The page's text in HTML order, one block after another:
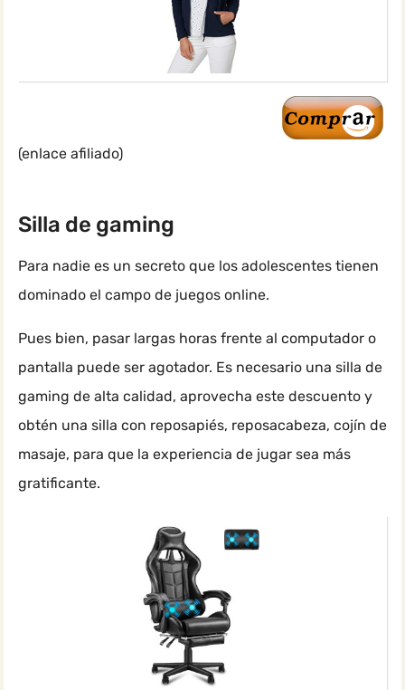
(enlace afiliado)
Silla de gaming
Para nadie es un secreto que los adolescentes tienen
dominado el campo de juegos online.
Pues bien, pasar largas horas frente al computador o
pantalla puede ser agotador. Es necesario una silla de
gaming de alta calidad, aprovecha este descuento y
obtén una silla con reposapiés, reposacabeza, cojín de
masaje, para que la experiencia de jugar sea más
gratificante.